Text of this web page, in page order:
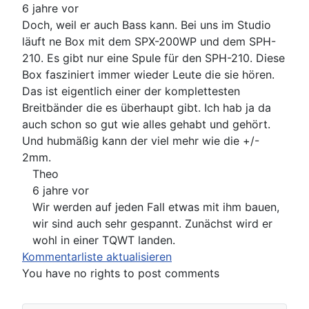
6 jahre vor
Doch, weil er auch Bass kann. Bei uns im Studio
läuft ne Box mit dem SPX-200WP und dem SPH-
210. Es gibt nur eine Spule für den SPH-210. Diese
Box fasziniert immer wieder Leute die sie hören.
Das ist eigentlich einer der komplettesten
Breitbänder die es überhaupt gibt. Ich hab ja da
auch schon so gut wie alles gehabt und gehört.
Und hubmäßig kann der viel mehr wie die +/-
2mm.
Theo
6 jahre vor
Wir werden auf jeden Fall etwas mit ihm bauen,
wir sind auch sehr gespannt. Zunächst wird er
wohl in einer TQWT landen.
Kommentarliste aktualisieren
You have no rights to post comments